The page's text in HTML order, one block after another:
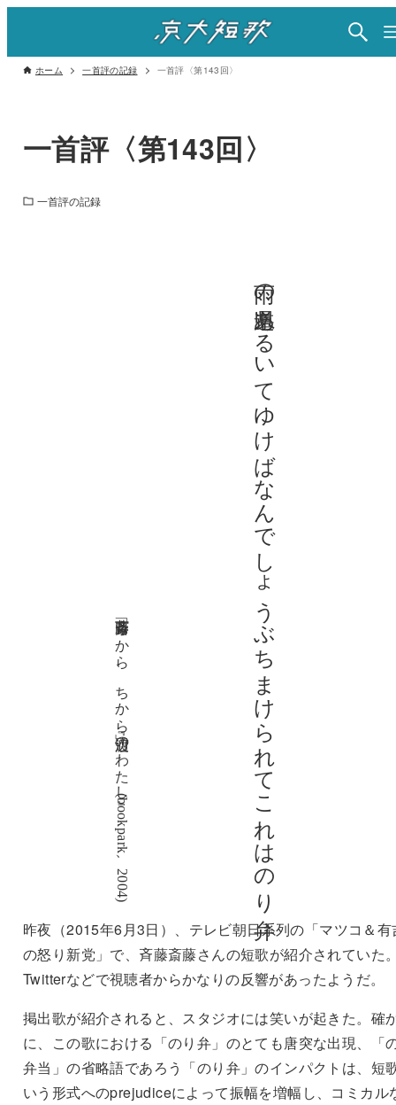
ホーム 一首評の記録 一首評〈第143回〉
一首評〈第143回〉
一首評の記録
斉藤斎藤 「ちから、ちから」『渡辺のわたし』(bookpark、2004) 雨の県道あるいてゆけばなんでしょうぶちまけられてこれはのり弁
昨夜（2015年6月3日）、テレビ朝日系列の「マツコ＆有
の怒り新党」で、斉藤斎藤さんの短歌が紹介されていた
Twitterなどで視聴者からかなりの反響があったようだ。
掲出歌が紹介されると、スタジオには笑いが起きた。確
に、この歌における「のり弁」のとても唐突な出現、「
弁当」の省略語であろう「のり弁」のインパクトは、短
いう形式へのprejudiceによって振幅を増幅し、コミカル